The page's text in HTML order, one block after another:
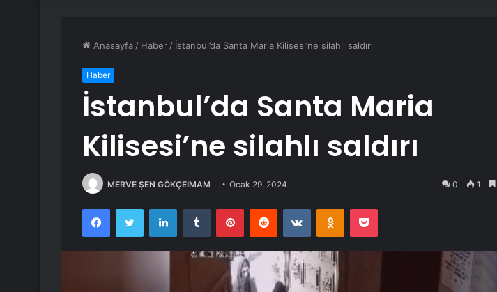
Anasayfa / Haber / İstanbul’da Santa Maria Kilisesi’ne silahlı saldırı
Haber
İstanbul’da Santa Maria
Kilisesi’ne silahlı saldırı
MERVE ŞEN GÖKÇEİMAM Ocak 29, 2024 0 1
FacebookTwitter LinkedInTumblr PinterestReddit VKontakteOdnoklassniki
Pocket